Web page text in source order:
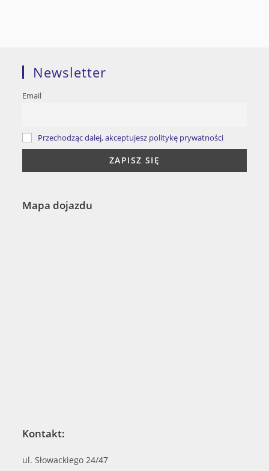
Newsletter
Email
Przechodząc dalej, akceptujesz politykę prywatności
Mapa dojazdu
Kontakt:
ul. Słowackiego 24/47